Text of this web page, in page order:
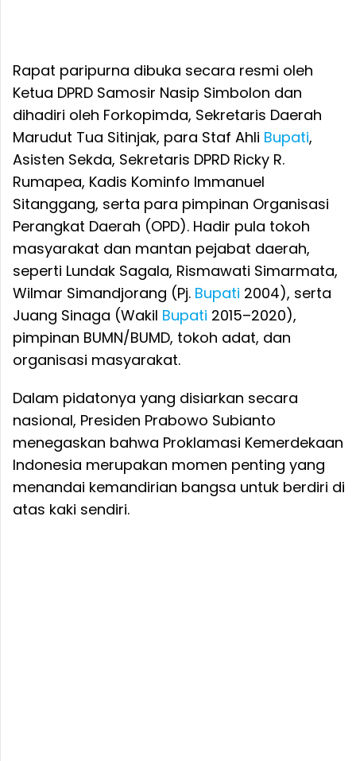
Rapat paripurna dibuka secara resmi oleh
Ketua DPRD Samosir Nasip Simbolon dan
dihadiri oleh Forkopimda, Sekretaris Daerah
Marudut Tua Sitinjak, para Staf Ahli Bupati,
Asisten Sekda, Sekretaris DPRD Ricky R.
Rumapea, Kadis Kominfo Immanuel
Sitanggang, serta para pimpinan Organisasi
Perangkat Daerah (OPD). Hadir pula tokoh
masyarakat dan mantan pejabat daerah,
seperti Lundak Sagala, Rismawati Simarmata,
Wilmar Simandjorang (Pj. Bupati 2004), serta
Juang Sinaga (Wakil Bupati 2015–2020),
pimpinan BUMN/BUMD, tokoh adat, dan
organisasi masyarakat.
Dalam pidatonya yang disiarkan secara
nasional, Presiden Prabowo Subianto
menegaskan bahwa Proklamasi Kemerdekaan
Indonesia merupakan momen penting yang
menandai kemandirian bangsa untuk berdiri di
atas kaki sendiri.